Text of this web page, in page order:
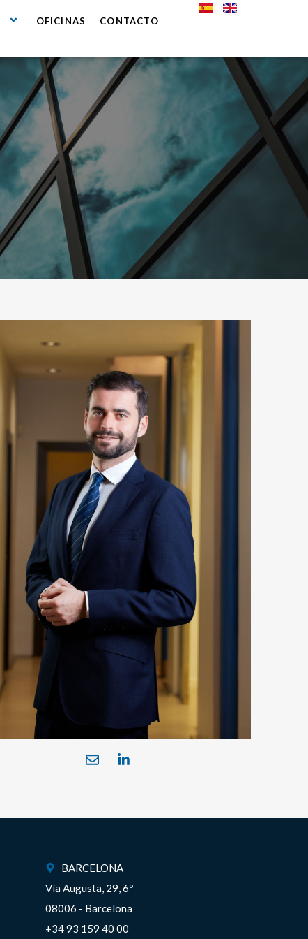
OFICINAS CONTACTO
BARCELONA
Vía Augusta, 29, 6º
08006 - Barcelona
+34 93 159 40 00